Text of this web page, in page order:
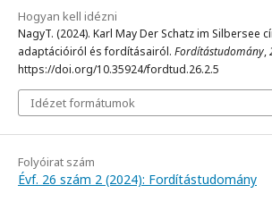
Hogyan kell idézni
NagyT. (2024). Karl May Der Schatz im Silbersee
adaptációiról és fordításairól. Fordítástudomány,
https://doi.org/10.35924/fordtud.26.2.5
Idézet formátumok
Folyóirat szám
Évf. 26 szám 2 (2024): Fordítástudomány